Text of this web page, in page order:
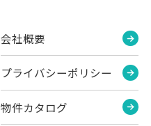
会社概要
プライバシーポリシー
物件カタログ